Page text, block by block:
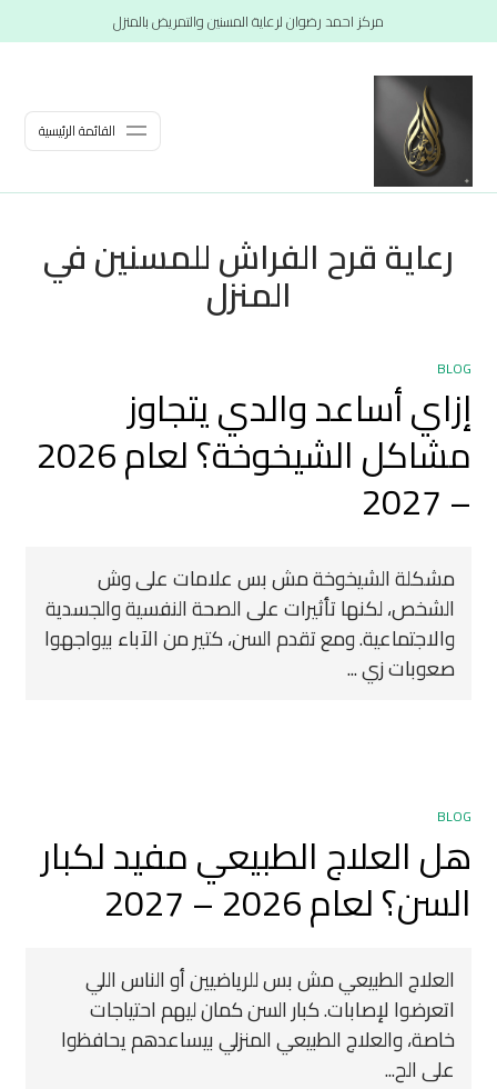
مركز احمد رضوان لرعاية المسنين والتمريض بالمنزل
القائمة الرئيسية
رعاية قرح الفراش للمسنين في
المنزل
BLOG
إزاي أساعد والدي يتجاوز
مشاكل الشيخوخة؟ لعام 2026
– 2027
مشكلة الشيخوخة مش بس علامات على وش
الشخص، لكنها تأثيرات على الصحة النفسية والجسدية
والاجتماعية. ومع تقدم السن، كتير من الآباء بيواجهوا
صعوبات زي ...
BLOG
هل العلاج الطبيعي مفيد لكبار
السن؟ لعام 2026 – 2027
العلاج الطبيعي مش بس للرياضيين أو الناس اللي
اتعرضوا لإصابات. كبار السن كمان ليهم احتياجات
خاصة، والعلاج الطبيعي المنزلي بيساعدهم يحافظوا
على الح...